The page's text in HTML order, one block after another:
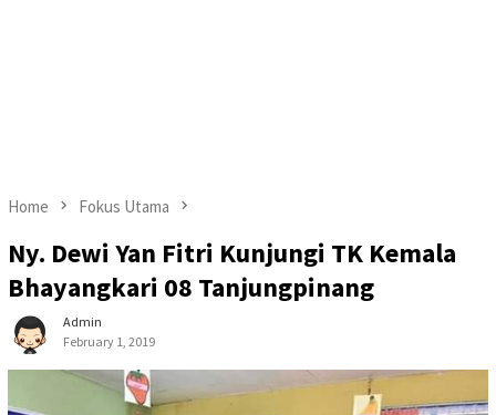
Home Fokus Utama
Ny. Dewi Yan Fitri Kunjungi TK Kemala
Bhayangkari 08 Tanjungpinang
Admin
February 1, 2019